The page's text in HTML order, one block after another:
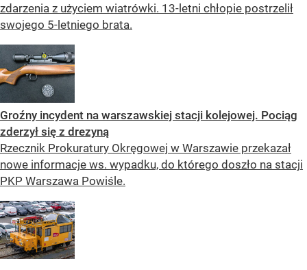
zdarzenia z użyciem wiatrówki. 13-letni chłopie postrzelił
swojego 5-letniego brata.
Groźny incydent na warszawskiej stacji kolejowej. Pociąg
zderzył się z drezyną
Rzecznik Prokuratury Okręgowej w Warszawie przekazał
nowe informacje ws. wypadku, do którego doszło na stacji
PKP Warszawa Powiśle.